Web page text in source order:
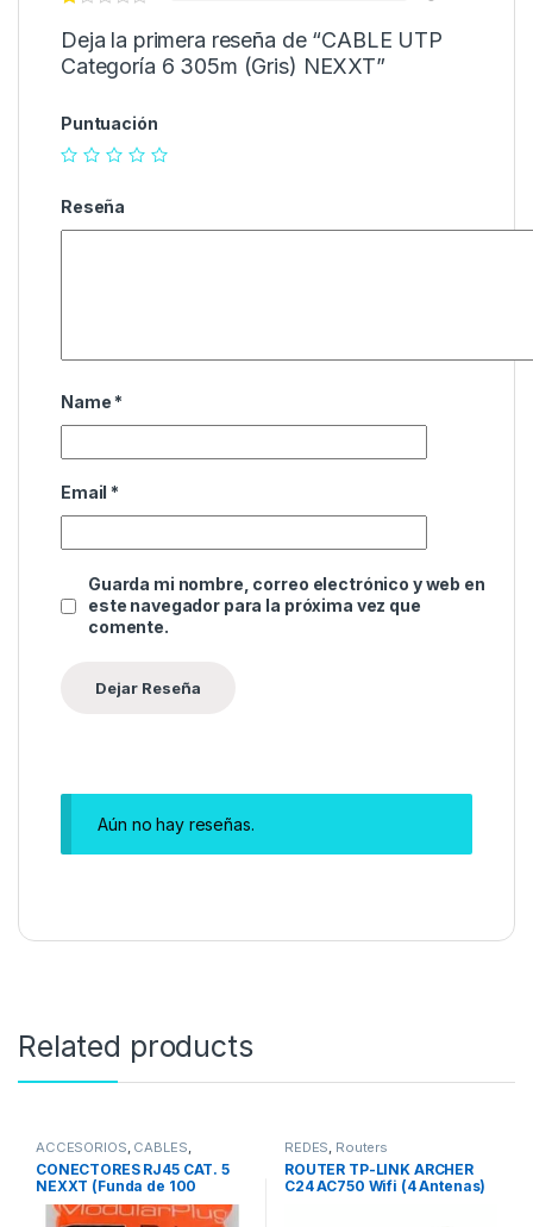
Deja la primera reseña de “CABLE UTP
Categoría 6 305m (Gris) NEXXT”
Puntuación
Reseña
Name *
Email *
Guarda mi nombre, correo electrónico y web en
este navegador para la próxima vez que
comente.
Aún no hay reseñas.
Related products
ACCESORIOS, CABLES,
Conectores,REDES ,Cable UTP
- Conector RJ45
CONECTORES RJ45 CAT. 5
NEXXT (Funda de 100
Unidades)
REDES, Routers
ROUTER TP-LINK ARCHER
C24 AC750 Wifi (4 Antenas)